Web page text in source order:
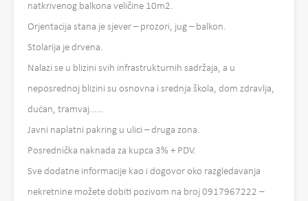
natkrivenog balkona veličine 10m2.
Orjentacija stana je sjever – prozori, jug – balkon.
Stolarija je drvena.
Nalazi se u blizini svih infrastrukturnih sadržaja, a u
neposrednoj blizini su osnovna i srednja škola, dom zdravlja,
dućan, tramvaj……
Javni naplatni pakring u ulici – druga zona.
Posrednička naknada za kupca 3% + PDV.
Sve dodatne informacije kao i dogovor oko razgledavanja
nekretnine možete dobiti pozivom na broj 0917967222 –